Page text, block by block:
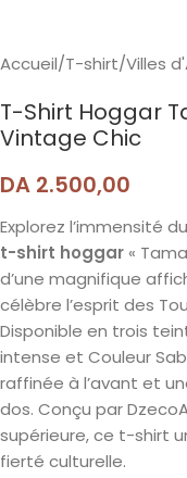
Accueil/T-shirt/Villes
T-Shirt Hoggar
Vintage Chic
DA 2.500,00
Explorez l’immensité
t-shirt hoggar«
d’une magnifique
célèbre l’esprit des
Disponible en trois
intense et Couleur
raffinée à l’avant et
dos. Conçu par
supérieure, ce t-shirt
fierté culturelle.